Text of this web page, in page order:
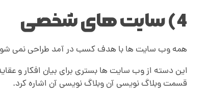
4) سایت های شخصی
همه وب سایت ها با هدف کسب در آمد طراحی نمی
این دسته از وب سایت ها بستری برای بیان افکار و
قسمت وبلاگ نویسی آن وبلاگ نویسی آن اشاره کرد.